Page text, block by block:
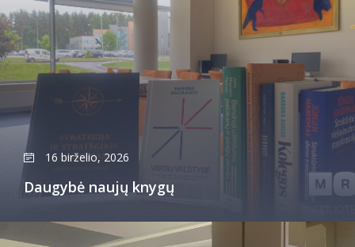
16 birželio, 2026
Daugybė naujų knygų